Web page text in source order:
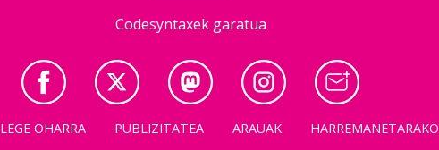
Codesyntaxek garatua
LEGE OHARRA PUBLIZITATEA ARAUAK HARREMANETARAKO